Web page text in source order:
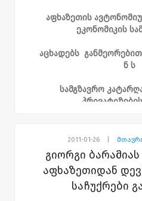
აფხაზეთის
ეკონომიკის
აცხადებს
ნ ს
სამგზავრო
ათას ხუთასათი)
2. უპირობო და
გარანტია - „ბე" - 3753
2011-01-26|
გიორგი
აფხაზეთიდან
საჩუქრები